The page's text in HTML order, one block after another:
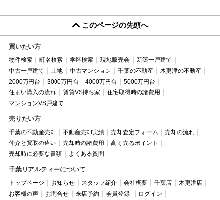
このページの先頭へ
買いたい方
物件検索 町名検索 学区検索 現地販売会
新築一戸建て
中古一戸建て
土地 中古マンション 千葉の不動産
木更津の不動産
2000万円台
3000万円台 4000万円台
5000万円台
住まい購入の流れ
賃貸VS持ち家
住宅取得時の諸費用
マンションVS戸建て
売りたい方
千葉の不動産売却 不動産売却実績 売却査定フォーム
売却の流れ
仲介と買取の違い
売却時の諸費用
高く売るポイント
売却時に必要な書類
よくある質問
千葉リアルティーについて
トップページ お知らせ スタッフ紹介 会社概要 千葉店
木更津店
お客様の声
お問合せ 来店予約 会員登録
ログイン